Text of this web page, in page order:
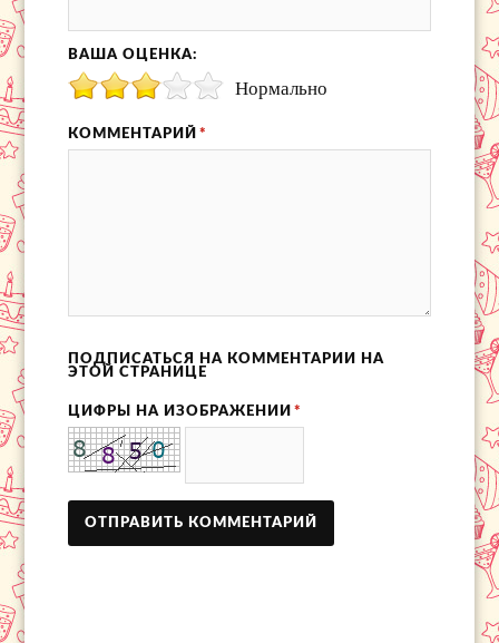
ВАША ОЦЕНКА:
Нормально
КОММЕНТАРИЙ *
ПОДПИСАТЬСЯ НА КОММЕНТАРИИ НА
ЭТОЙ СТРАНИЦЕ
ЦИФРЫ НА ИЗОБРАЖЕНИИ *